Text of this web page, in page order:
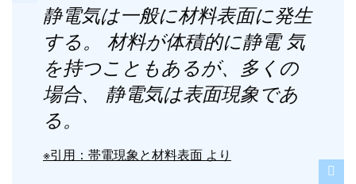
静電気は一般に材料表面に発生
する。 材料が体積的に静電 気
を持つこともあるが、多くの
場合、 静電気は表面現象であ
る。
※引用：帯電現象と材料表面 より